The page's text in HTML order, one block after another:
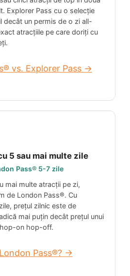
Explorer Pass cu o selecție
decât un permis de o zi all-
atracțiile pe care doriți cu
vs. Explorer Pass →
5 sau mai multe zile
Pass® 5-7 zile
mai multe atracții pe zi,
de London Pass®. Cu
prețul zilnic este de
mai puțin decât prețul unui
on hop-off.
Pass®? →